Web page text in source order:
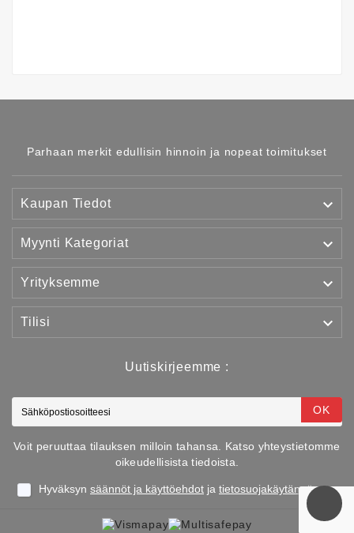
Parhaan merkit edullisin hinnoin ja nopeat toimitukset
Kaupan Tiedot 
Myynti Kategoriat 
Yrityksemme 
Tilisi 
Uutiskirjeemme :
OK
Voit peruuttaa tilauksen milloin tahansa. Katso yhteystietomme
oikeudellisista tiedoista.
Hyväksyn säännöt ja käyttöehdot ja tietosuojakäytännön